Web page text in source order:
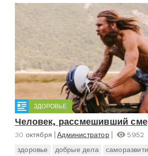
ЗДОРОВЬЕ
Человек, рассмешивший
30 октября Администратор
5952
здоровье
добрые дела